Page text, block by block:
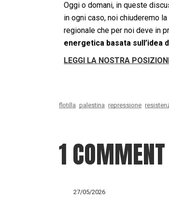
Oggi o domani, in queste
in ogni caso, noi chiuderemo
regionale che per noi deve in
energetica basata sull’idea
LEGGI LA NOSTRA
flotilla palestina repressione
1 COMMENT
27/05/2026